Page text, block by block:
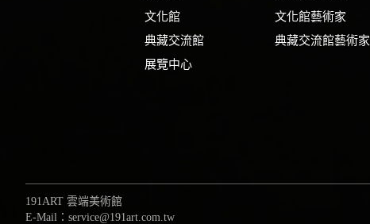
文化館
典藏交流館
展覽中心
文化館藝術家
典藏交流館藝術家
191ART 雲端美術館
E-Mail：service@191art.com.tw